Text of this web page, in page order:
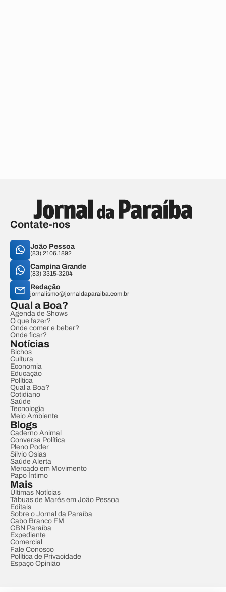
Contate-nos
João Pessoa
(83) 2106.1892
Campina Grande
(83) 3315-3204
Redação
jornalismo@jornaldaparaiba.com.br
Qual a Boa?
Agenda de Shows
O que fazer?
Onde comer e beber?
Onde ficar?
Notícias
Bichos
Cultura
Economia
Educação
Política
Qual a Boa?
Cotidiano
Saúde
Tecnologia
Meio Ambiente
Blogs
Caderno Animal
Conversa Política
Pleno Poder
Sílvio Osias
Saúde Alerta
Mercado em Movimento
Papo Íntimo
Mais
Últimas Notícias
Tábuas de Marés em João Pessoa
Editais
Sobre o Jornal da Paraíba
Cabo Branco FM
CBN Paraíba
Expediente
Comercial
Fale Conosco
Política de Privacidade
Espaço Opinião